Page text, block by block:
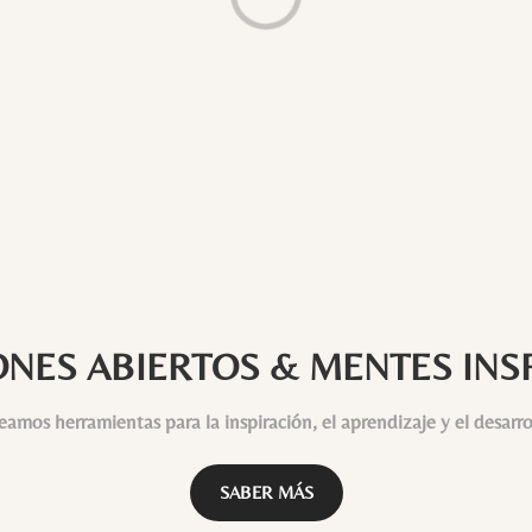
ABIERTOS & MENTES
herramientas para la inspiración, el aprendizaje y el
SABER MÁS